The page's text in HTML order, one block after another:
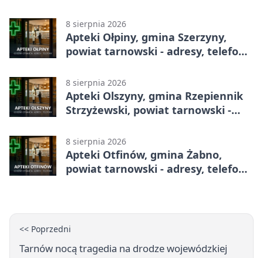
8 sierpnia 2026
Apteki Ołpiny, gmina Szerzyny,
powiat tarnowski - adresy, telefony,
8 sierpnia 2026
Apteki Olszyny, gmina Rzepiennik
Strzyżewski, powiat tarnowski -
8 sierpnia 2026
Apteki Otfinów, gmina Żabno,
powiat tarnowski - adresy, telefony,
<< Poprzedni
Tarnów nocą tragedia na drodze wojewódzkiej